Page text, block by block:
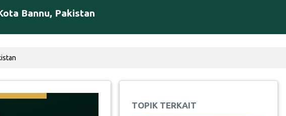
Bannu, Pakistan
TOPIK TERKAIT